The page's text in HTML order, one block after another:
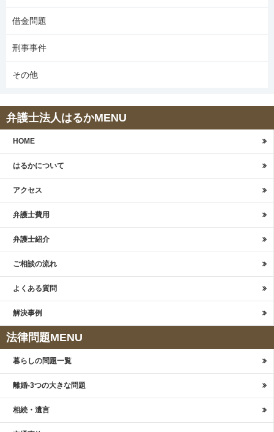
借金問題
刑事事件
その他
弁護士法人はるかMENU
HOME
はるかについて
アクセス
弁護士費用
弁護士紹介
ご相談の流れ
よくある質問
解決事例
法律問題MENU
暮らしの問題一覧
離婚-3つの大きな問題
相続・遺言